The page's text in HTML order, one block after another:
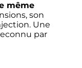
même
son
Une
par